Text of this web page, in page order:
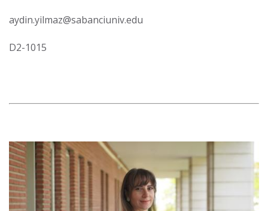
aydin.yilmaz@sabanciuniv.edu
D2-1015
Görsel